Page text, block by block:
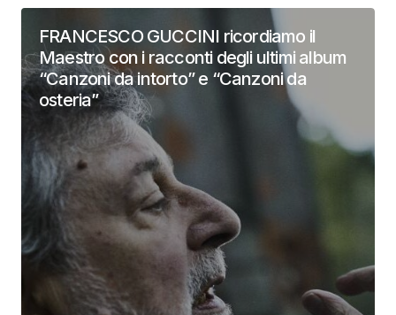
FRANCESCO GUCCINI ricordiamo il
Maestro con i racconti degli ultimi album
“Canzoni da intorto” e “Canzoni da
osteria”